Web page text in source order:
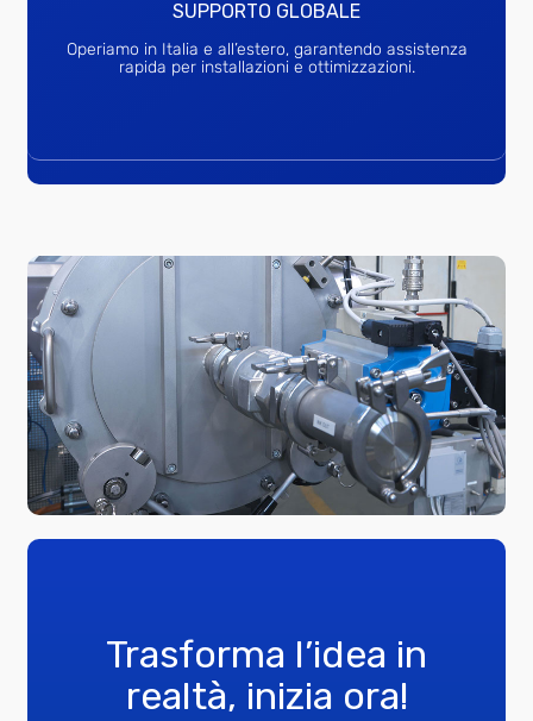
SUPPORTO GLOBALE
Operiamo in Italia e all’estero, garantendo assistenza
rapida per installazioni e ottimizzazioni.
Trasforma l’idea in
realtà, inizia ora!